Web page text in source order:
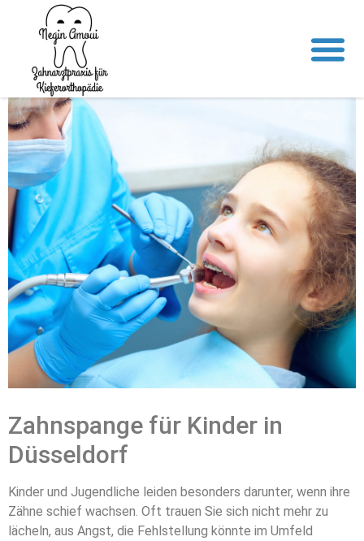
Zahnspange für
Kinder Düsseldorf
Zahnspange für Kinder in
Düsseldorf
Kinder und Jugendliche leiden besonders darunter, wenn ihre
Zähne schief wachsen. Oft trauen Sie sich nicht mehr zu
lächeln, aus Angst, die Fehlstellung könnte im Umfeld